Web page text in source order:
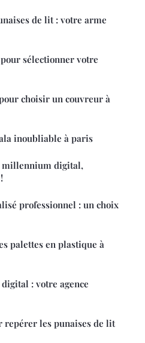
de lit : votre arme
sélectionner votre
choisir un couvreur à
inoubliable à paris
millennium digital,
professionnel : un choix
palettes en plastique à
: votre agence
repérer les punaises de lit